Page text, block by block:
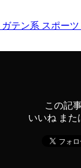
ガテン系 スポーツ
この記
いいね また